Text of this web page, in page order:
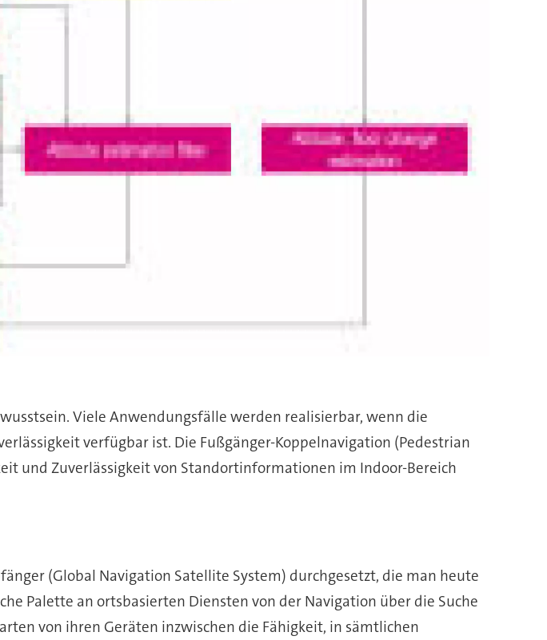
Viele Anwendungsfälle werden realisierbar, wenn die
verfügbar ist. Die Fußgänger-Koppelnavigation (Pedestrian
und Zuverlässigkeit von Standortinformationen im Indoor-Bereich
(Global Navigation Satellite System) durchgesetzt, die man heute
Palette an ortsbasierten Diensten von der Navigation über die Suche
von ihren Geräten inzwischen die Fähigkeit, in sämtlichen